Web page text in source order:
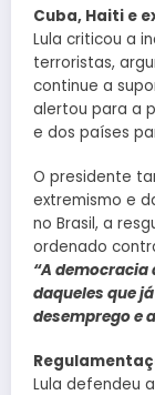
Cuba, Haiti e
Lula criticou a
terroristas,
continue a
alertou para a
e dos países
O presidente
extremismo e
no Brasil, a
ordenado
“A
daqueles que
desemprego e
Lula defendeu